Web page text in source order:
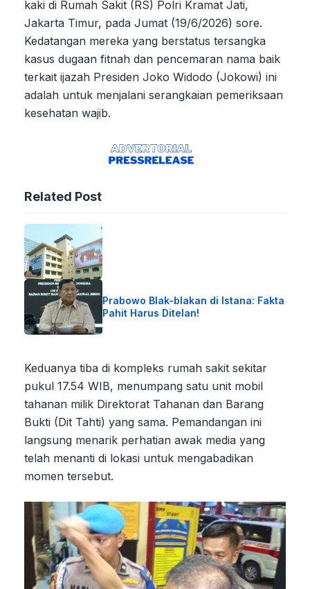
kaki di Rumah Sakit (RS) Polri Kramat Jati,
Jakarta Timur, pada Jumat (19/6/2026) sore.
Kedatangan mereka yang berstatus tersangka
kasus dugaan fitnah dan pencemaran nama baik
terkait ijazah Presiden Joko Widodo (Jokowi) ini
adalah untuk menjalani serangkaian pemeriksaan
kesehatan wajib.
Related Post
Prabowo Blak-blakan di Istana: Fakta
Pahit Harus Ditelan!
Keduanya tiba di kompleks rumah sakit sekitar
pukul 17.54 WIB, menumpang satu unit mobil
tahanan milik Direktorat Tahanan dan Barang
Bukti (Dit Tahti) yang sama. Pemandangan ini
langsung menarik perhatian awak media yang
telah menanti di lokasi untuk mengabadikan
momen tersebut.